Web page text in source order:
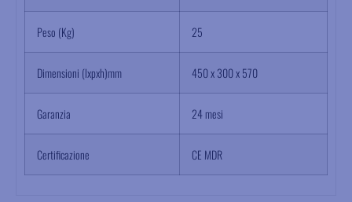
Peso (Kg) 25
Dimensioni (lxpxh)mm 450 x 300 x 570
Garanzia 24 mesi
Certificazione CE MDR